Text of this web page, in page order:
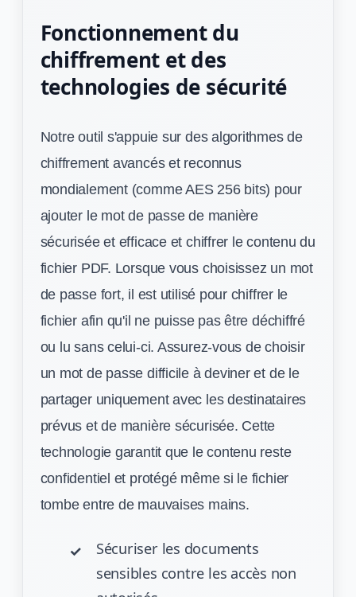
Fonctionnement du
chiffrement et des
technologies de sécurité
Notre outil s'appuie sur des algorithmes de
chiffrement avancés et reconnus
mondialement (comme AES 256 bits) pour
ajouter le mot de passe de manière
sécurisée et efficace et chiffrer le contenu du
fichier PDF. Lorsque vous choisissez un mot
de passe fort, il est utilisé pour chiffrer le
fichier afin qu'il ne puisse pas être déchiffré
ou lu sans celui-ci. Assurez-vous de choisir
un mot de passe difficile à deviner et de le
partager uniquement avec les destinataires
prévus et de manière sécurisée. Cette
technologie garantit que le contenu reste
confidentiel et protégé même si le fichier
tombe entre de mauvaises mains.
Sécuriser les documents
sensibles contre les accès non